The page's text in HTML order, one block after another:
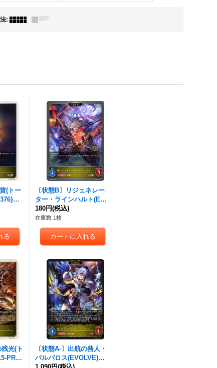
:
(トー
〔状態B〕リジェネレー
ター・ラインハルト(EVO
LVE/GP)【PR】{PR-315}
《ロイヤル》
180円(税込)
在庫数 1枚
残光(ト
PR2
〔状態A-〕出航の咎人・
バルバロス(EVOLVE)【L